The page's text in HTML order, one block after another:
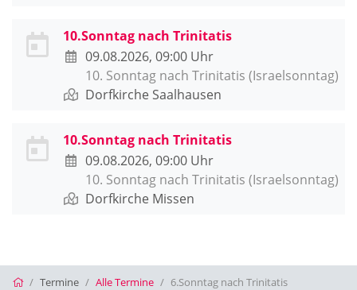
10.Sonntag nach Trinitatis
09.08.2026, 09:00 Uhr
10. Sonntag nach Trinitatis (Israelsonntag)
Dorfkirche Saalhausen
10.Sonntag nach Trinitatis
09.08.2026, 09:00 Uhr
10. Sonntag nach Trinitatis (Israelsonntag)
Dorfkirche Missen
Startseite
Termine Alle Termine 6.Sonntag nach Trinitatis